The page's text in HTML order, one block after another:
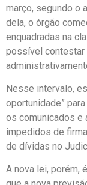
março, segundo o
dela, o órgão
enquadradas na
possível contestar
Nesse intervalo,
oportunidade”
os comunicados e
impedidos de
de dívidas no
A nova lei, porém,